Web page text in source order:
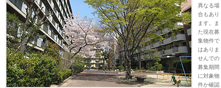
異なる場
合もあり
ます。ま
た現在募
集物件で
はありま
せんでの
募集期間
に対象物
件か確認